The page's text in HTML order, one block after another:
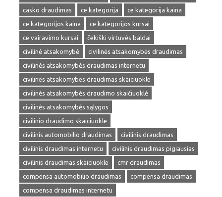
casko draudimas
ce kategorija
ce kategorija kaina
ce kategorijos kaina
ce kategorijos kursai
ce vairavimo kursai
čekiški virtuvės baldai
civilinė atsakomybė
civilinės atsakomybės draudimas
civilinės atsakomybės draudimas internetu
civilines atsakomybes draudimas skaiciuokle
civilinės atsakomybės draudimo skaičiuoklė
civilinės atsakomybės sąlygos
civilinio draudimo skaiciuokle
civilinis automobilio draudimas
civilinis draudimas
civilinis draudimas internetu
civilinis draudimas pigiausias
civilinis draudimas skaiciuokle
cmr draudimas
compensa automobilio draudimas
compensa draudimas
compensa draudimas internetu